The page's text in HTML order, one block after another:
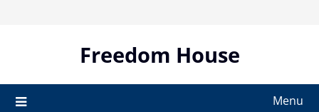
Freedom House
Menu